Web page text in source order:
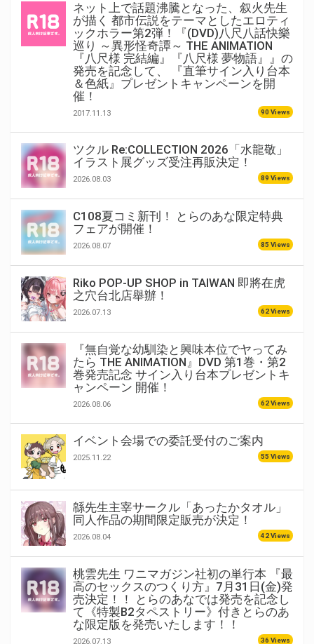
ネット上で話題沸騰となった、叙火先生
が描く 都市伝説をテーマとしたエロティ
ックホラー第2弾！『(DVD)八尺八話快樂
巡り ～異形怪奇譚～ THE ANIMATION
『八尺様 完結編』『八尺様 夢物語』』の
発売を記念して、 『直筆サイン入り台本
＆色紙』プレゼントキャンペーンを開
催！
2017.11.13 90 Views
ツクル Re:COLLECTION 2026「水龍敬」
イラスト展グッズ受注再販決定！
2026.08.03 89 Views
C108夏コミ新刊！ とらのあな限定特典
フェアが開催！
2026.08.07 85 Views
Riko POP-UP SHOP in TAIWAN 即將在虎
之穴台北店舉辦！
2026.07.13 62 Views
『無自覚な幼馴染と興味本位でヤってみ
たら THE ANIMATION』DVD 第1巻・第2
巻発売記念 サイン入り台本プレゼントキ
ャンペーン 開催！
2026.08.06 62 Views
イベント会場での委託受付のご案内
2025.11.22 55 Views
緜先生主宰サークル「あったかタオル」
同人作品の期間限定販売が決定！
2026.08.04 42 Views
桃雲先生 ワニマガジン社初の単行本 『最
高のセックスのつくり方』7月31日(金)発
売決定！！ とらのあなでは発売を記念し
て《特製B2タペストリー》付きとらのあ
な限定版を発売いたします！！
2026.07.13 36 Views